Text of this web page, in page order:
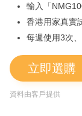
輸入「
香港用家真實
每週使用3次
立即選購
資料由客戶提供